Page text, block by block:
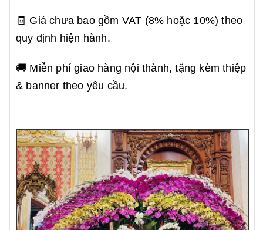
🧾 Giá chưa bao gồm VAT (8% hoặc 10%) theo
quy định hiện hành.
🚚 Miễn phí giao hàng nội thành, tặng kèm thiệp
& banner theo yêu cầu.